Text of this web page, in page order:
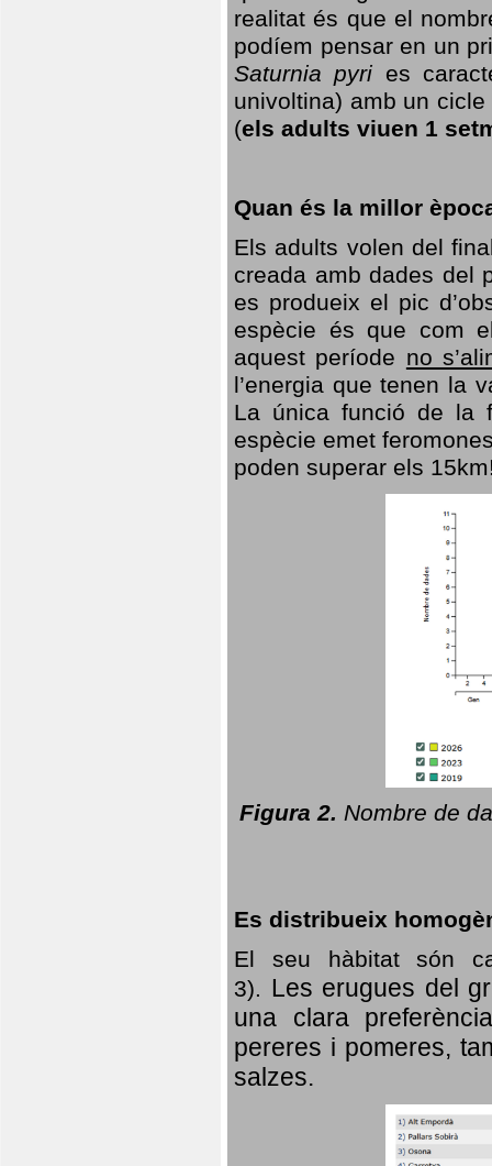
realitat és que el
podíem pensar en un
Saturnia pyri es
univoltina) amb un
(els adults viuen 1
Quan és la millor
Els adults volen del
creada amb dades del
es produeix el pic
espècie és que com
aquest període no
l’energia que tenen la
La única funció de la
espècie emet
poden superar els
Figura 2. Nombre de
Es distribueix
El seu hàbitat són
3). Les erugues del
una clara
pereres i pomeres,
salzes.